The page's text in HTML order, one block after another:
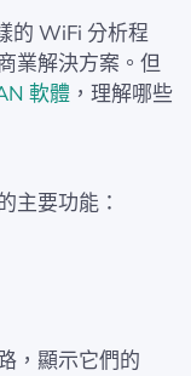
的 WiFi 分析程
業解決方案。但
軟體 ，理解哪些
主要功能：
，顯示它們的